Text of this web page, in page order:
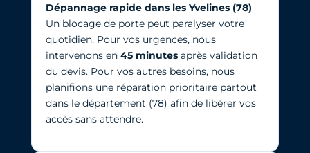
Dépannage rapide dans les Yvelines (78)
Un blocage de porte peut paralyser votre
quotidien. Pour vos urgences, nous
intervenons en 45 minutesaprès validation
du devis. Pour vos autres besoins, nous
planifions une réparation prioritaire partout
dans le département (78) afin de libérer vos
accès sans attendre.